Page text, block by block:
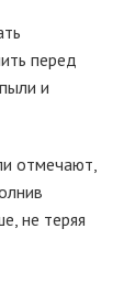
перед
и
отмечают,
не теряя